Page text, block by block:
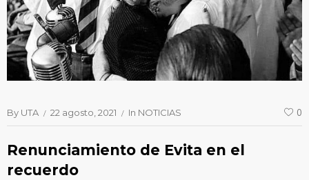
By UTA 22 agosto, 2021 In NOTICIAS 0
Renunciamiento de Evita en el
recuerdo